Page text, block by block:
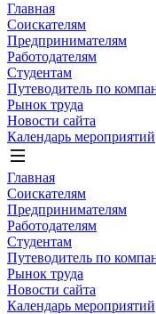
Главная
Соискателям
Предпринимателям
Работодателям
Студентам
Путеводитель по
Рынок труда
Новости сайта
Календарь мероприятий
Главная
Соискателям
Предпринимателям
Работодателям
Студентам
Путеводитель по
Рынок труда
Новости сайта
Календарь мероприятий